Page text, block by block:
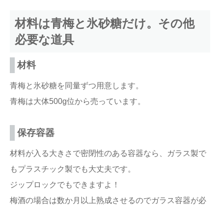
材料は青梅と氷砂糖だけ。その他
必要な道具
材料
青梅と氷砂糖を同量ずつ用意します。
青梅は大体500g位から売っています。
保存容器
材料が入る大きさで密閉性のある容器なら、ガラス製で
もプラスチック製でも大丈夫です。
ジップロックでもできますよ！
梅酒の場合は数か月以上熟成させるのでガラス容器が必